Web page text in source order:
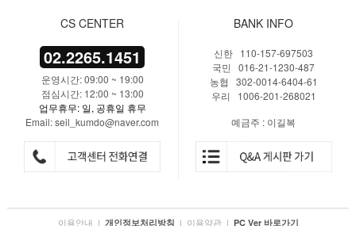
CS CENTER
02.2265.1451
운영시간: 09:00 ~ 19:00
점심시간: 12:00 ~ 13:00
업무휴무: 일, 공휴일 휴무
Email: seil_kumdo@naver.com
BANK INFO
신한 110-157-697503
국민 016-21-1230-487
농협 302-0014-6404-61
우리 1006-201-268021
예금주 : 이길복
이용안내 | 개인정보처리방침 | 이용약관 | PC Ver 바로가기